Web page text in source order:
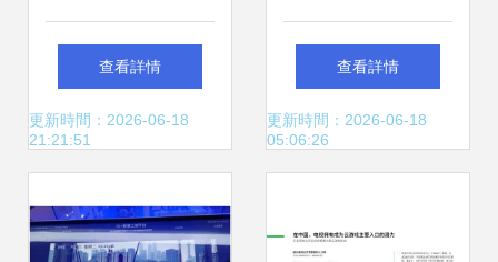
選上海市網信辦網
絡安全技術支撐單
查看詳情
更新時間：2026-06-18
21:21:51
年度上海市科技小
巨人企業，引領網
查看詳情
更新時間：2026-06-18
05:06:26